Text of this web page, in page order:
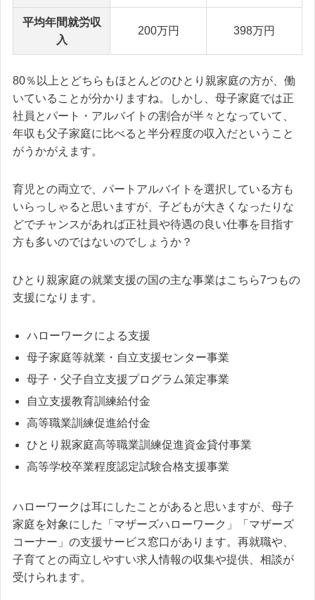
平均年間就労収
入
200万円 398万円
80％以上とどちらもほとんどのひとり親家庭の方が、働
いていることが分かりますね。しかし、母子家庭では正
社員とパート・アルバイトの割合が半々となっていて、
年収も父子家庭に比べると半分程度の収入だということ
がうかがえます。
育児との両立で、パートアルバイトを選択している方も
いらっしゃると思いますが、子どもが大きくなったりな
どでチャンスがあれば正社員や待遇の良い仕事を目指す
方も多いのではないのでしょうか？
ひとり親家庭の就業支援の国の主な事業はこちら7つもの
支援になります。
ハローワークによる支援
母子家庭等就業・自立支援センター事業
母子・父子自立支援プログラム策定事業
自立支援教育訓練給付金
高等職業訓練促進給付金
ひとり親家庭高等職業訓練促進資金貸付事業
高等学校卒業程度認定試験合格支援事業
ハローワークは耳にしたことがあると思いますが、母子
家庭を対象にした「マザーズハローワーク」「マザーズ
コーナー」の支援サービス窓口があります。再就職や、
子育てとの両立しやすい求人情報の収集や提供、相談が
受けられます。